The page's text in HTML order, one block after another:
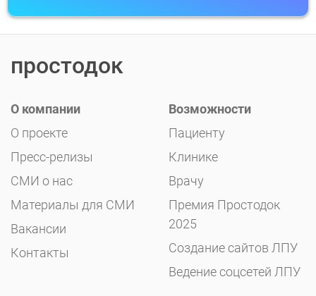
простодок
О компании
О проекте
Пресс-релизы
СМИ о нас
Материалы для СМИ
Вакансии
Контакты
Возможности
Пациенту
Клинике
Врачу
Премия Простодок
2025
Создание сайтов ЛПУ
Ведение соцсетей ЛПУ